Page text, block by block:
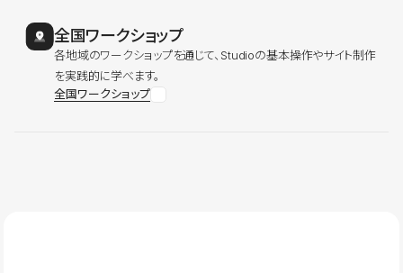
全国ワークショップ
各地域のワークショップを通じて、Studioの基本操作やサイト制作
を実践的に学べます。
全国ワークショップ